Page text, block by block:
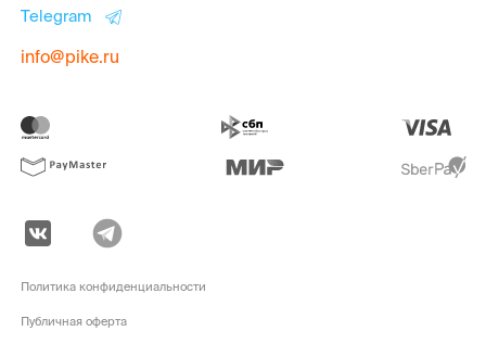
Telegram
info@pike.ru
Политика конфиденциальности
Публичная оферта